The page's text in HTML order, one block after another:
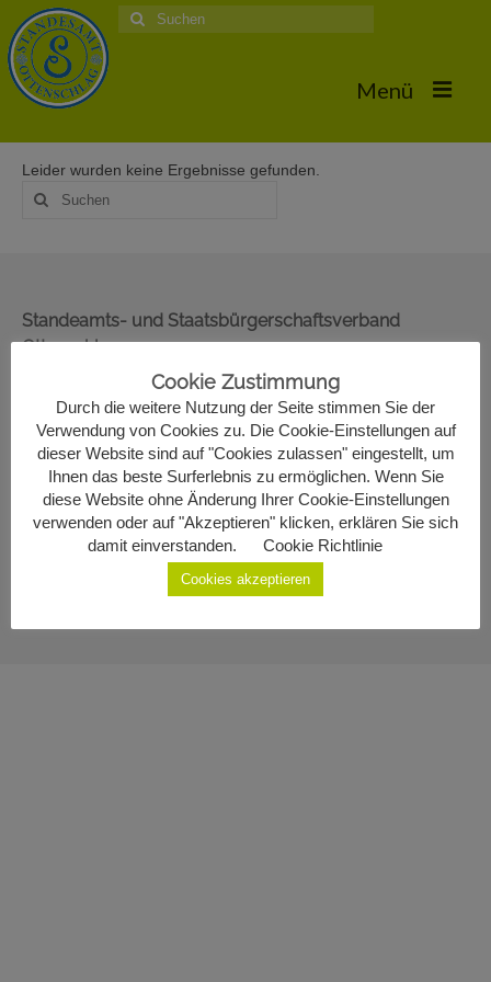
Suche
nach:
Menü
Home
Hochzeiten 2026
Hochzeiten 2024
Hochzeiten 2017
Geburten
Staatsbürgerschaft
Leider wurden keine Ergebnisse gefunden.
Suche
nach:
Standeamts- und Staatsbürgerschaftsverband
Ottenschlag
3631 Ottenschlag
02872/7330-13
standesamt@ottenschlag.eu
Impressum
Datenschutzerklärung
Cookie Zustimmung
Durch die weitere Nutzung der Seite stimmen Sie der
Verwendung von Cookies zu. Die Cookie-Einstellungen auf
dieser Website sind auf "Cookies zulassen" eingestellt, um
Ihnen das beste Surferlebnis zu ermöglichen. Wenn Sie
diese Website ohne Änderung Ihrer Cookie-Einstellungen
verwenden oder auf "Akzeptieren" klicken, erklären Sie sich
damit einverstanden.
Cookie Richtlinie
Cookies akzeptieren